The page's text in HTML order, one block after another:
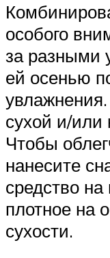
особого
за разными
ей осенью
сухой и/или
Чтобы
нанесите
средство
плотное на
сухости.